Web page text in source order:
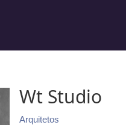
Wt Studio
Arquitetos